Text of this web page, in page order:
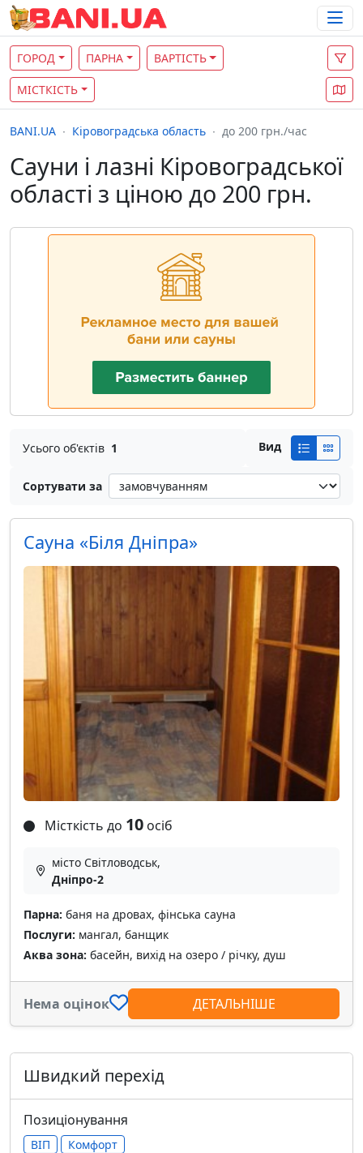
ГОРОД ПАРНА ВАРТІСТЬ
МІСТКІСТЬ
BANI.UA Кіровоградська область до 200 грн./час
Сауни і лазні Кіровоградської
області з ціною до 200 грн.
Усього об'єктів 1 Вид
Сортувати за
Сауна «Біля Дніпра»
Місткість до 10 осіб
місто Світловодськ,
Дніпро-2
Парна: баня на дровах, фінська сауна
Послуги: мангал, банщик
Аква зона: басейн, вихід на озеро / річку, душ
Нема оцінок ДЕТАЛЬНІШЕ
Швидкий перехід
Позиціонування
ВІП Комфорт